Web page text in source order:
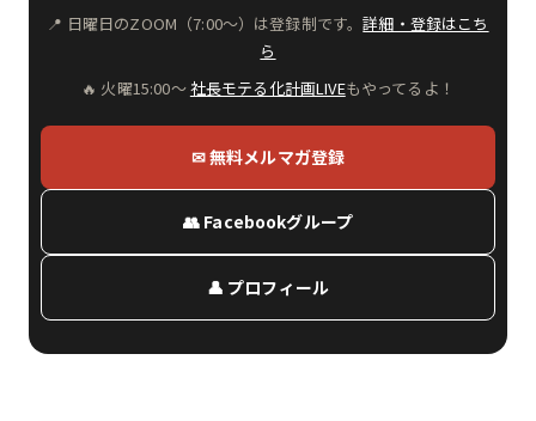
📍 日曜日のZOOM（7:00〜）は登録制です。詳細・登録はこち
ら
🔥 火曜15:00〜社長モテる化計画LIVEもやってるよ！
✉ 無料メルマガ登録
👥 Facebookグループ
👤 プロフィール